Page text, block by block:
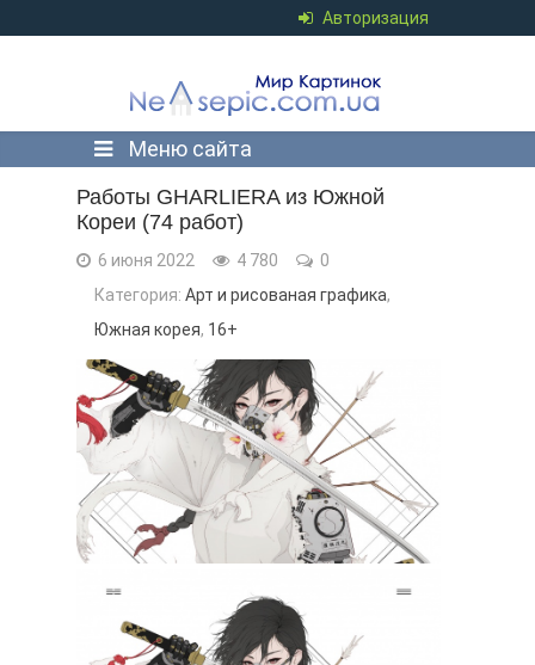
Авторизация
Меню сайта
Работы GHARLIERA из Южной
Кореи (74 работ)
6 июня 2022 4 780
0
Категория: Арт и рисованая графика,
Южная корея, 16+